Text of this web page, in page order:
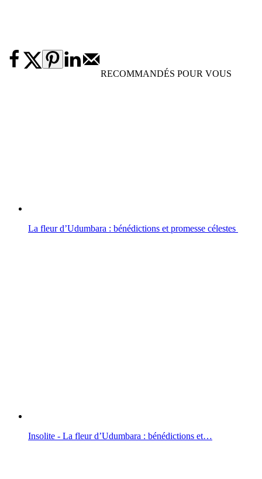
RECOMMANDÉS POUR VOUS
La fleur d’Udumbara : bénédictions et promesse célestes
Insolite - La fleur d’Udumbara : bénédictions et…